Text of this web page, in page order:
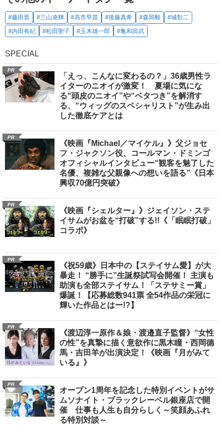
#藤田晋 #三山凌輝 #高市早苗 #後藤真希 #森岡毅
#城彰二
#内田有紀
#松田聖子 #玉木雄一郎 #亀和田武
SPECIAL
PR
「えっ、こんなに変わるの？」36歳男性ラ
イターのニオイが激変！ 夏場に気にな
る“頭皮のニオイ”や“ベタつき”を解消す
る、“ウィッグのスペシャリスト”が生み出
した徹底ケアとは
PR
《映画『Michael／マイケル』》父ジョセ
フ・ジャクソン役、コールマン・ドミンゴ
オフィシャルインタビュー“観客を魅了した
名優、複雑な父親像への想いを語る”《日本
興収70億円突破》
PR
《映画『シェルター』》ジェイソン・ステ
イサムがお盆を“打破”する!!《「眠眠打破」
コラボ》
PR
《祝59歳》日本中の【ステイサム愛】が大
暴走！ “勝手に”生誕祭試写会開催！ 主演も
助演も全部ステイサム！「ステサミー賞」
爆誕！【応募総数941票 全54作品の栄冠に
輝いた作品とはー!?】
PR
《渡辺淳一原作＆娘・渡邉直子監督》“女性
の性”を真摯に描く意欲作に黒木瞳・西岡德
馬・吉田羊が出演決定！《映画『月がみて
いる』》
PR
オープン1周年を記念した特別イベントがサ
ムソナイト・ブラックレーベル銀座店で開
催 仕事も人生も自分らしく～笑顔あふれ
る特別対談～